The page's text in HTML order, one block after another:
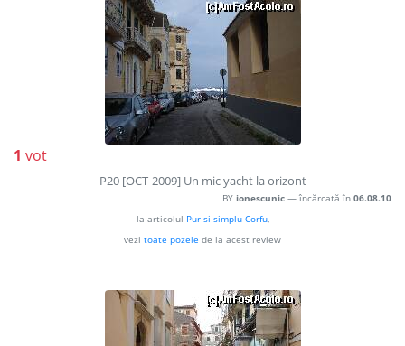
1 vot
P20 [OCT-2009] Un mic yacht la orizont
BY ionescunic — încărcată în 06.08.10
la articolul Pur si simplu Corfu,
vezi toate pozele de la acest review